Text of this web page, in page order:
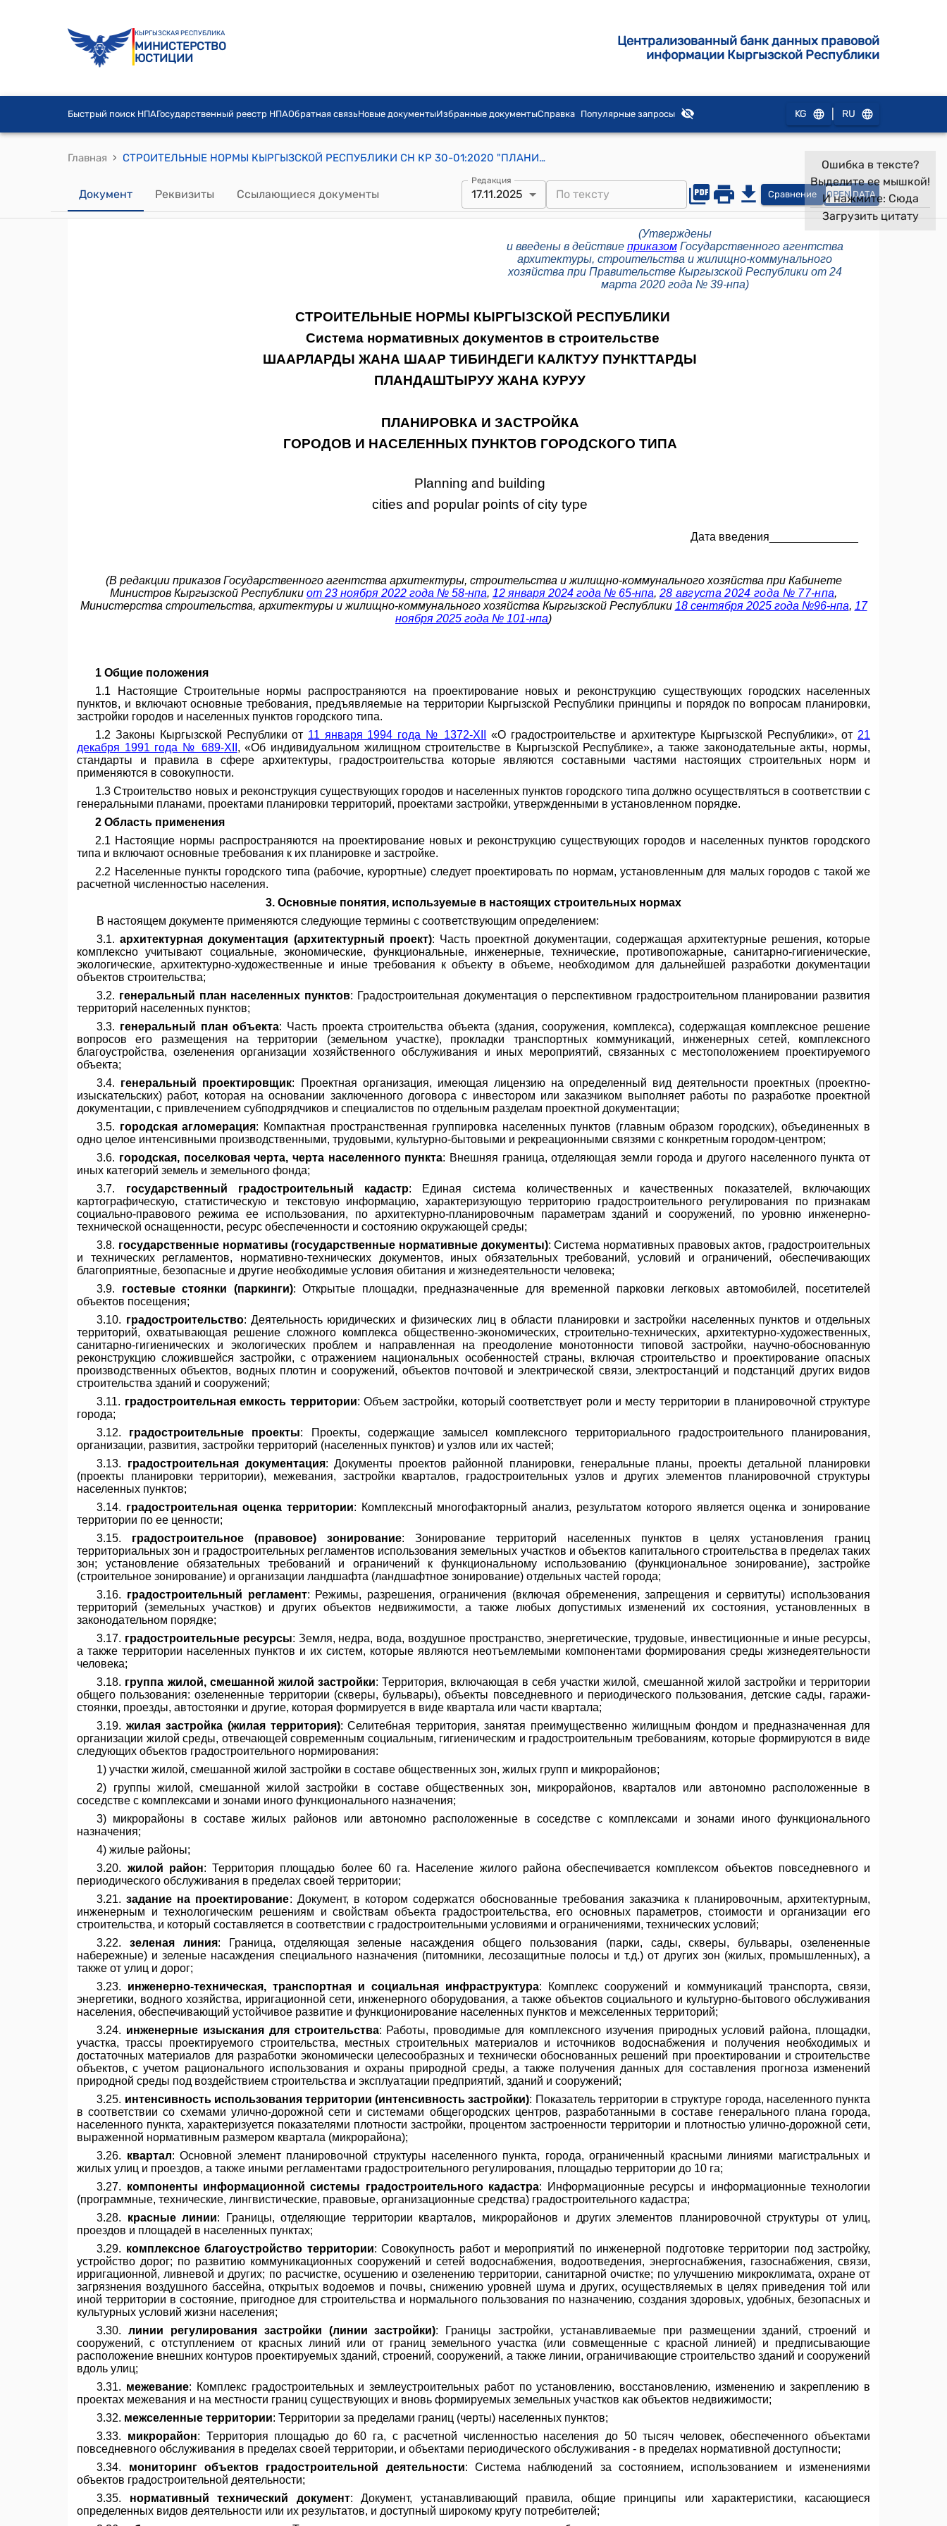
КЫРГЫЗСКАЯ РЕСПУБЛИКА
МИНИСТЕРСТВО
ЮСТИЦИИ
Централизованный банк данных правовой
информации Кыргызской Республики
Быстрый поиск НПАГосударственный реестр НПАОбратная связьНовые документыИзбранные документыСправка Популярные запросы KG RU
Главная › СТРОИТЕЛЬНЫЕ НОРМЫ КЫРГЫЗСКОЙ РЕСПУБЛИКИ СН КР 30-01:2020 "ПЛАНИРОВКА И ЗАСТРОЙКА ГОРОДОВ И НАСЕЛЕННЫХ ПУНКТОВ ГОРОДСКОГО ТИПА" (утверждены и введены в действие приказом Государственного агентства архитектуры, строительства и жилищно-коммунального хозяйства при Правительстве Кыргызской Республики от 24 марта 2020 года № 39-нпа)
Документ Реквизиты Ссылающиеся документы
Редакция
17.11.2025 Сравнение OPEN DATA
Ошибка в тексте?
Выделите ее мышкой!
И нажмите: Сюда
Загрузить цитату